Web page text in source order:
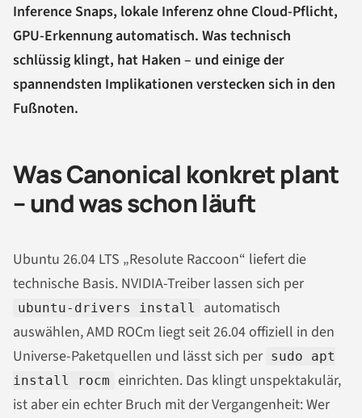
Inference Snaps, lokale Inferenz ohne Cloud-Pflicht,
GPU-Erkennung automatisch. Was technisch
schlüssig klingt, hat Haken – und einige der
spannendsten Implikationen verstecken sich in den
Fußnoten.
Was Canonical konkret plant
– und was schon läuft
Ubuntu 26.04 LTS „Resolute Raccoon“ liefert die
technische Basis. NVIDIA-Treiber lassen sich per
ubuntu-drivers install
automatisch
auswählen, AMD ROCm liegt seit 26.04 offiziell in den
Universe-Paketquellen und lässt sich per sudo apt
install rocm einrichten. Das klingt unspektakulär,
ist aber ein echter Bruch mit der Vergangenheit: Wer